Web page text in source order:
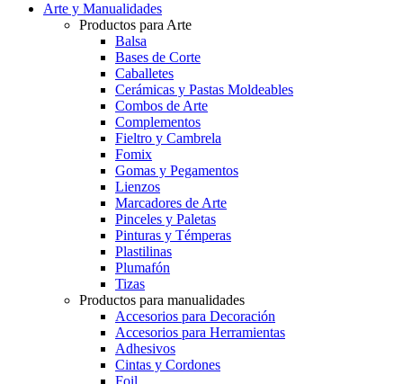
Arte y Manualidades
Productos para Arte
Balsa
Bases de Corte
Caballetes
Cerámicas y Pastas Moldeables
Combos de Arte
Complementos
Fieltro y Cambrela
Fomix
Gomas y Pegamentos
Lienzos
Marcadores de Arte
Pinceles y Paletas
Pinturas y Témperas
Plastilinas
Plumafón
Tizas
Productos para manualidades
Accesorios para Decoración
Accesorios para Herramientas
Adhesivos
Cintas y Cordones
Foil